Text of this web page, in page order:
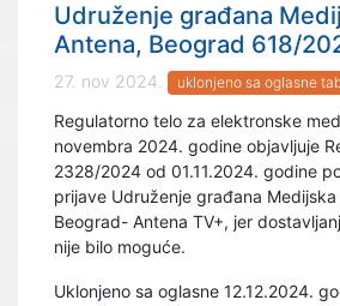
Udruženje građana
Antena, Beograd 618/
27. nov 2024. uklonjeno sa oglasne
Regulatorno telo za elektronske
novembra 2024. godine objavljuje
2328/2024 od 01.11.2024. godine
prijave Udruženje građana
Beograd- Antena TV+, jer
nije bilo moguće.
Uklonjeno sa oglasne 12.12.2024.